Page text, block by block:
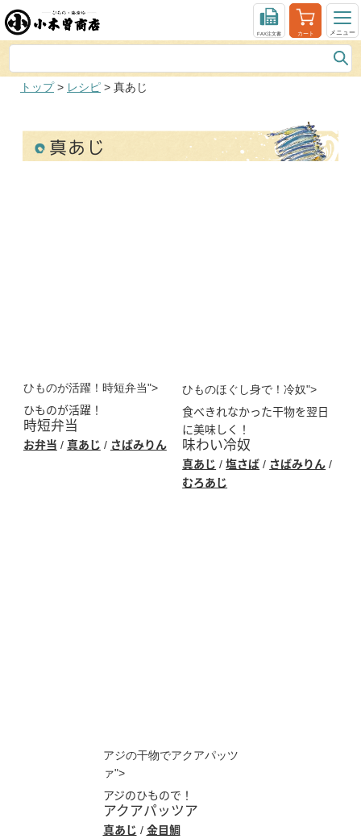
トップ> レシピ > 真あじ
真あじ
ひものが活躍！時短弁当">
ひものが活躍！
時短弁当
お弁当 / 真あじ / さばみりん
ひものほぐし身で！冷奴">
食べきれなかった干物を翌日
に美味しく！
味わい冷奴
真あじ /塩さば / さばみりん /
むろあじ
アジの干物でアクアパッツ
ァ">
アジのひもので！
アクアパッツア
真あじ / 金目鯛